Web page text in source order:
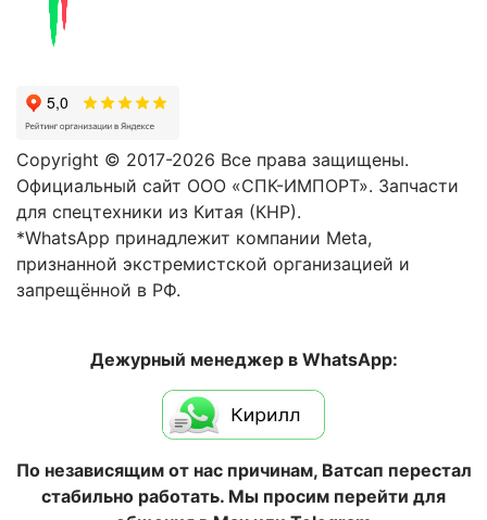
Copyright © 2017-2026 Все права защищены.
Официальный сайт ООО «СПК-ИМПОРТ». Запчасти
для спецтехники из Китая (КНР).
*WhatsApp принадлежит компании Meta,
признанной экстремистской организацией и
запрещённой в РФ.
Дежурный менеджер в WhatsApp:
По независящим от нас причинам, Ватсап перестал
стабильно работать. Мы просим перейти для